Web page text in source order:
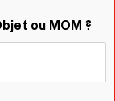
ou MOM ?